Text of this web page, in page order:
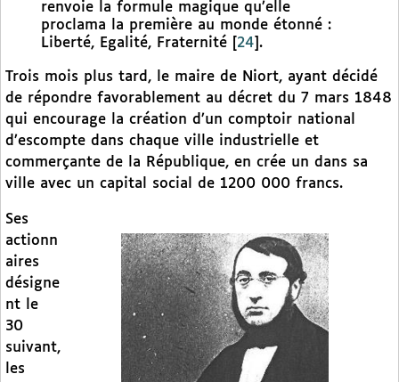
renvoie la formule magique qu’elle
proclama la première au monde étonné :
Liberté, Egalité, Fraternité
24 .
Trois mois plus tard, le maire de Niort, ayant décidé
de répondre favorablement au décret du 7 mars 1848
qui encourage la création d’un comptoir national
d’escompte dans chaque ville industrielle et
commerçante de la République, en crée un dans sa
ville avec un capital social de 1200 000 francs.
Ses
actionn
aires
désigne
nt le
30
suivant,
les